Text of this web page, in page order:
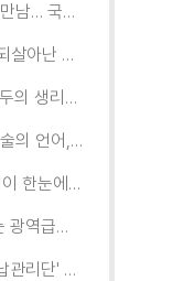
낯선 생명과의 특별한 만남… 국제전 《패트리샤 피치니니: 킨쉽》
해설사의 발걸음으로 되살아난 수원의 독립운동 역사
공공생리대 서비스 '모두의 생리대' 시범 운영...수원시청·4개 구청 등에 지급기 설치
흑과 백이 들려주는 예술의 언어, 수원시립미술관 소장품전《블랑 블랙 파노라마》
"걷지 않아도 수원화성이 한눈에"…무장애 관광버스 '수원행차' 타보니
수원 망포~서울역 잇는 광역급행버스 M5165번, 8월 3일 개통
'2026년 지방세입 체납관리단' 출범... 체납자 실태조사 본격 추진